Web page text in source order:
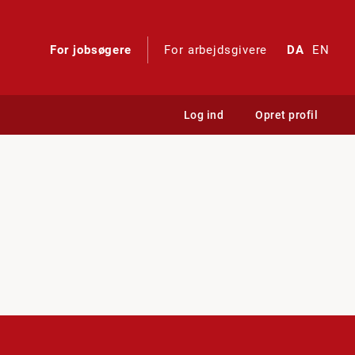
For jobsøgere For arbejdsgivere DA EN
Log ind Opret profil